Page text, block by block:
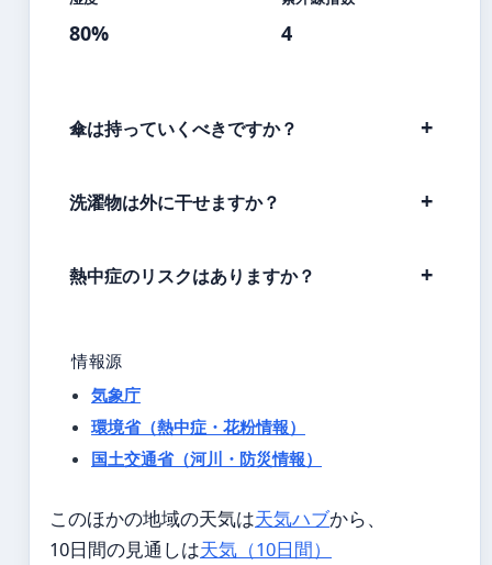
80% 4
傘は持っていくべきですか？
洗濯物は外に干せますか？
熱中症のリスクはありますか？
情報源
気象庁
環境省（熱中症・花粉情報）
国土交通省（河川・防災情報）
このほかの地域の天気は天気ハブから、
10日間の見通しは天気（10日間）